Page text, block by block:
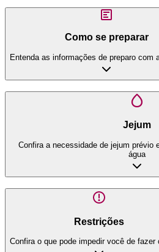
Como se preparar
Entenda as informações de preparo com
Jejum
Confira a necessidade de jejum prévio
água
Restrições
Confira o que pode impedir você de fazer